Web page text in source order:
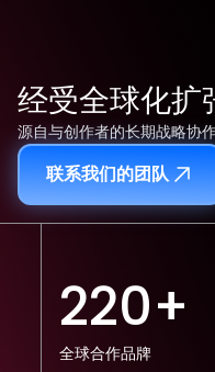
经受全球化扩
源自与创作者的长期战略协
联系我们的团队
220+
全球合作品牌